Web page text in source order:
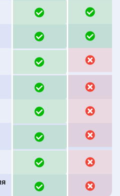
ДА
ДА
НЕТ
НЕТ
НЕТ
НЕТ
НЕТ
НЕТ